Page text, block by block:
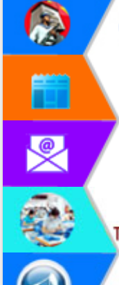
Khơi thông điểm nghẽn, đẩy
giải ngân vốn khắc phục thiên
HĐND tỉnh thông qua điều
hoạch tỉnh thời kỳ 2021-2030
Hội thảo góp ý hồ sơ điều chỉnh
hoạch tỉnh Đắk Lắk thời kỳ
tầm nhìn đến năm 2050
Nâng cao hiệu quả hoạt động
Hội nghị triển khai kết nối mạng
truyền số liệu chuyên dùng
quan Đảng, Nhà nước
Lễ phát động chuỗi hoạt động
tay làm sạch môi trường
Xã Ea Kar bước chuyển mình
công tác cải cách hành chính
mới
UBND tỉnh họp báo định kỳ
năm 2026